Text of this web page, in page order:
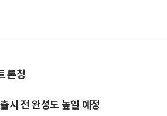
론칭
시 전 완성도 높일 예정